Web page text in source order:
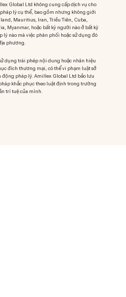
Global Ltd không cung cấp dịch vụ cho
lý cụ thể, bao gồm nhưng không giới
Mauritius, Iran, Triều Tiên, Cuba,
Myanmar, hoặc bất kỳ người nào ở bất kỳ
lý nào mà việc phân phối hoặc sử dụng đó
phương.
dụng trái phép nội dung hoặc nhãn hiệu
đích thương mại, có thể vi phạm luật sở
động pháp lý. Amillex Global Ltd bảo lưu
khắc phục theo luật định trong trường
trí tuệ của mình.